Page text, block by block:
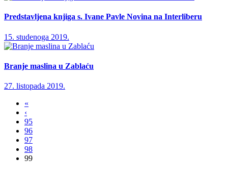
Predstavljena knjiga s. Ivane Pavle Novina na Interliberu
15. studenoga 2019.
Branje maslina u Zablaću
27. listopada 2019.
«
‹
95
96
97
98
99